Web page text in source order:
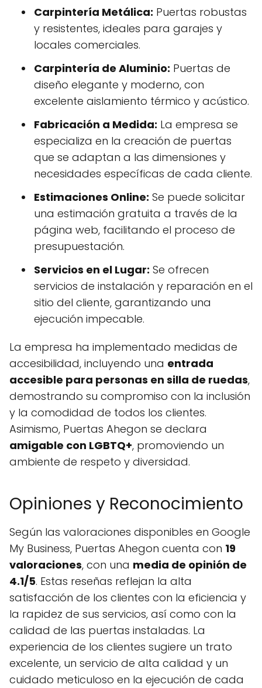
Carpintería Metálica: Puertas robustas
y resistentes, ideales para garajes y
locales comerciales.
Carpintería de Aluminio: Puertas de
diseño elegante y moderno, con
excelente aislamiento térmico y acústico.
Fabricación a Medida: La empresa se
especializa en la creación de puertas
que se adaptan a las dimensiones y
necesidades específicas de cada cliente.
Estimaciones Online: Se puede solicitar
una estimación gratuita a través de la
página web, facilitando el proceso de
presupuestación.
Servicios en el Lugar: Se ofrecen
servicios de instalación y reparación en el
sitio del cliente, garantizando una
ejecución impecable.
La empresa ha implementado medidas de
accesibilidad, incluyendo una entrada
accesible para personas en silla de ruedas,
demostrando su compromiso con la inclusión
y la comodidad de todos los clientes.
Asimismo, Puertas Ahegon se declara
amigable con LGBTQ+, promoviendo un
ambiente de respeto y diversidad.
Opiniones y Reconocimiento
Según las valoraciones disponibles en Google
My Business, Puertas Ahegon cuenta con 19
valoraciones, con una media de opinión de
4.1/5. Estas reseñas reflejan la alta
satisfacción de los clientes con la eficiencia y
la rapidez de sus servicios, así como con la
calidad de las puertas instaladas. La
experiencia de los clientes sugiere un trato
excelente, un servicio de alta calidad y un
cuidado meticuloso en la ejecución de cada